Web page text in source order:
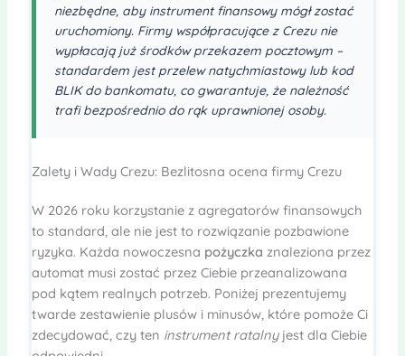
niezbędne, aby instrumentfinansowy mógł zostać
uruchomiony. Firmy współpracujące z Crezu nie
wypłacają już środkówprzekazem pocztowym –
standardem jest przelew natychmiastowy lub kod
BLIK do bankomatu, co gwarantuje, że należność
trafi bezpośrednio do rąk uprawnionej osoby.
Zalety i Wady Crezu: Bezlitosna ocena firmy Crezu
W 2026 roku korzystanie z agregatorów finansowych
to standard, ale nie jest to rozwiązanie pozbawione
ryzyka. Każda nowoczesna pożyczka znaleziona przez
automat musi zostać przez Ciebie przeanalizowana
pod kątem realnych potrzeb. Poniżej prezentujemy
twarde zestawienie plusów i minusów, które pomoże Ci
zdecydować, czy ten instrument ratalnyjest dla Ciebie